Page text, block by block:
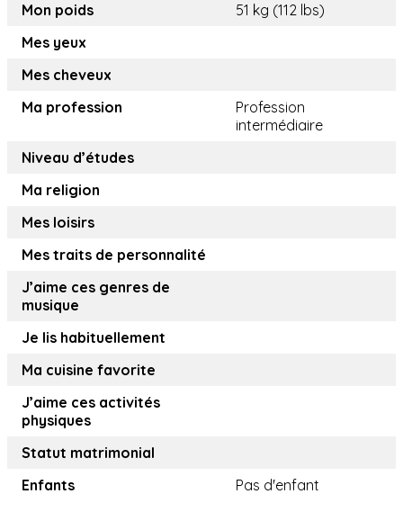
Mon poids
51 kg (112 lbs)
Mes yeux
Mes cheveux
Ma profession
Profession
intermédiaire
Niveau d’études
Ma religion
Mes loisirs
Mes traits de personnalité
J’aime ces genres de
musique
Je lis habituellement
Ma cuisine favorite
J’aime ces activités
physiques
Statut matrimonial
Enfants
Pas d'enfant